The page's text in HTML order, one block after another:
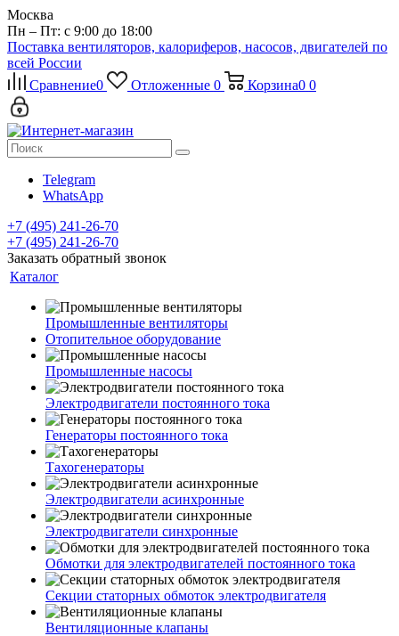
Москва
Пн – Пт: с 9:00 до 18:00
Поставка вентиляторов, калориферов, насосов, двигателей по
всей России
Сравнение0 Отложенные 0 Корзина0 0
Telegram
WhatsApp
+7 (495) 241-26-70
+7 (495) 241-26-70
Заказать обратный звонок
Каталог
Промышленные вентиляторы
Отопительное оборудование
Промышленные насосы
Электродвигатели постоянного тока
Генераторы постоянного тока
Тахогенераторы
Электродвигатели асинхронные
Электродвигатели синхронные
Обмотки для электродвигателей постоянного тока
Секции статорных обмоток электродвигателя
Вентиляционные клапаны